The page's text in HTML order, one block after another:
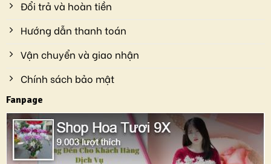
Đổi trả và hoàn tiền
Hướng dẫn thanh toán
Vận chuyển và giao nhận
Chính sách bảo mật
Fanpage